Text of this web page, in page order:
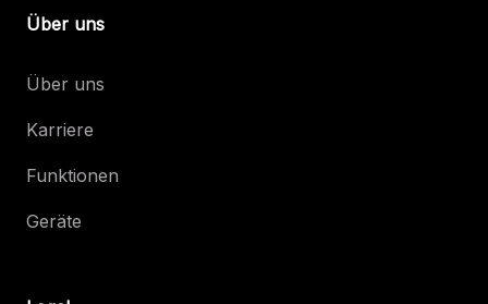
Über uns
Über uns
Karriere
Funktionen
Geräte